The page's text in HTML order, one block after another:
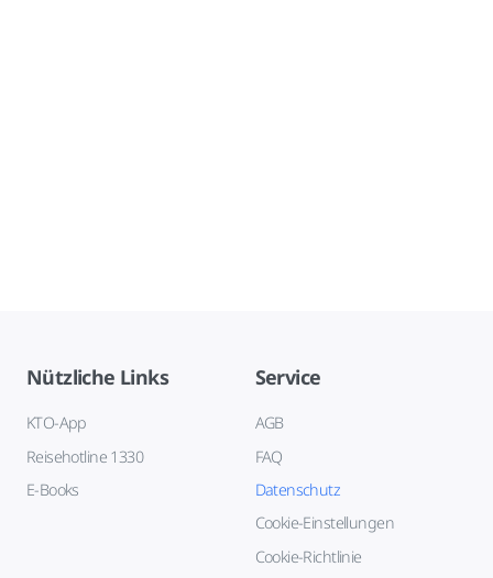
Nützliche Links
KTO-App
Reisehotline 1330
E-Books
Service
AGB
FAQ
Datenschutz
Cookie-Einstellungen
Cookie-Richtlinie